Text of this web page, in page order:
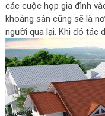
các cuộc họp gia đình
khoảng sân cũng sẽ là
người qua lại. Khi đó tác